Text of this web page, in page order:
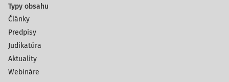
Typy obsahu
Články
Predpisy
Judikatúra
Aktuality
Webináre